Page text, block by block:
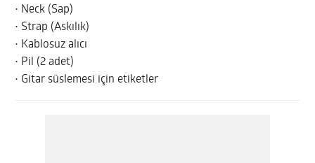
• Neck (Sap)
• Strap (Askılık)
• Kablosuz alıcı
• Pil (2 adet)
• Gitar süslemesi için etiketler